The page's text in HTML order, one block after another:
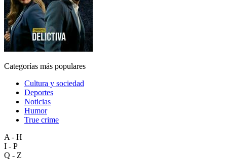
Categorías más populares
Cultura y sociedad
Deportes
Noticias
Humor
True crime
A - H
I - P
Q - Z